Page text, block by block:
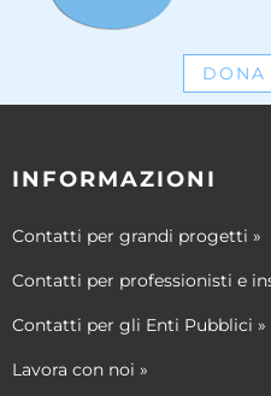
DONA
INFORMAZIONI
Contatti per grandi progetti »
Contatti per professionisti e
Contatti per gli Enti Pubblici »
Lavora con noi »